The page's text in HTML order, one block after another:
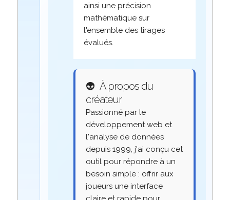
ainsi une précision
mathématique sur
l'ensemble des tirages
évalués.
👽 À propos du
créateur
Passionné par le
développement web et
l'analyse de données
depuis 1999, j'ai conçu cet
outil pour répondre à un
besoin simple : offrir aux
joueurs une interface